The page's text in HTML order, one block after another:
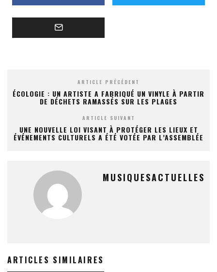
ARTICLE PRÉCÉDENT
ÉCOLOGIE : UN ARTISTE A FABRIQUÉ UN VINYLE À PARTIR
DE DÉCHETS RAMASSÉS SUR LES PLAGES
ARTICLE SUIVANT
UNE NOUVELLE LOI VISANT À PROTÉGER LES LIEUX ET
ÉVÉNEMENTS CULTURELS A ÉTÉ VOTÉE PAR L’ASSEMBLÉE
MUSIQUESACTUELLES
ARTICLES SIMILAIRES